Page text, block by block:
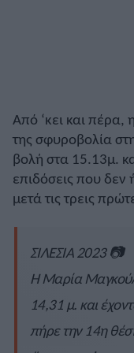
Από ‘κει και πέρα,
της σφυροβολία
βολή στα 15.13μ.
επιδόσεις που δεν
μετά τις τρεις
ΣΙΛΕΣΙΑ 2023 📷
Η Μαρία
14,31 μ. και
πήρε την 14η